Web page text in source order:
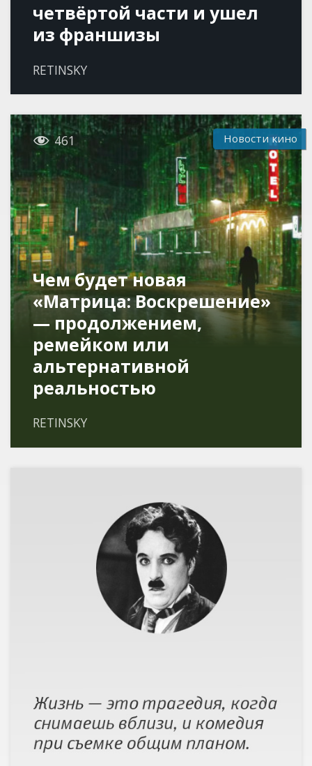
четвёртой части и ушел
из франшизы
RETINSKY
 461 Новости кино
Чем будет новая
«Матрица: Воскрешение»
— продолжением,
ремейком или
альтернативной
реальностью
RETINSKY